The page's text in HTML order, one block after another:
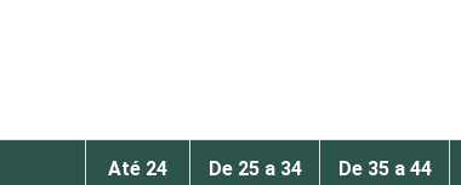
Até 24
De 25 a 34
De 35 a 44